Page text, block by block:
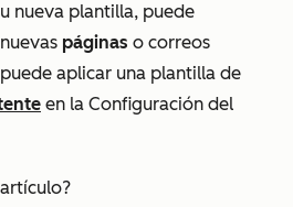
nueva plantilla, puede
páginas o correos
aplicar una plantilla de
en la Configuración del